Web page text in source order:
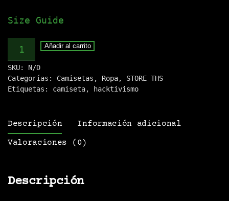
Size Guide
Camiseta
.:UNSYSTEM:.
cantidad
Añadir al carrito
SKU: N/D
Categorías: Camisetas , Ropa, STORE THS
Etiquetas: camiseta, hacktivismo
Descripción Información adicional
Valoraciones (0)
Descripción